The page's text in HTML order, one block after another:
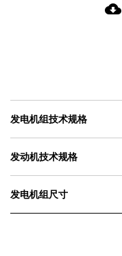
cloud_download
发电机组技术规格
发动机技术规格
发电机组尺寸